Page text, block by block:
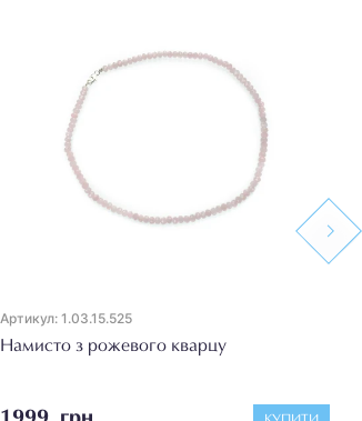
Артикул: 1.03.15.525
Намисто з рожевого кварцу
Next